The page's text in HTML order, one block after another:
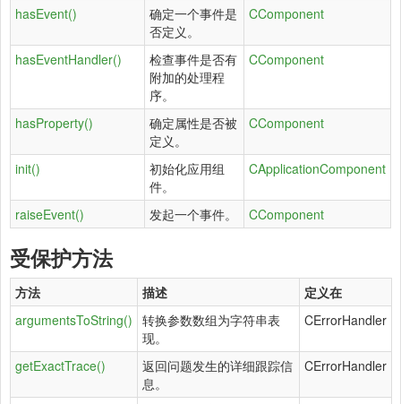
hasEvent()
确定一个事件是
否定义。
CComponent
hasEventHandler()
检查事件是否有
附加的处理程
序。
CComponent
hasProperty()
确定属性是否被
定义。
CComponent
init()
初始化应用组
件。
CApplicationComponent
raiseEvent() 发起一个事件。 CComponent
受保护方法
方法 描述
定义在
argumentsToString() 转换参数数组为字符串表
现。
CErrorHandler
getExactTrace()
返回问题发生的详细跟踪信
息。
CErrorHandler